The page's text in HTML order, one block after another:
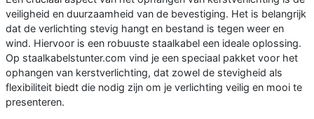
veiligheid en duurzaamheid van de bevestiging. Het is belangrijk
dat de verlichting stevig hangt en bestand is tegen weer en
wind. Hiervoor is een robuuste staalkabel een ideale oplossing.
Op staalkabelstunter.com vind je een speciaal pakket voor het
ophangen van kerstverlichting, dat zowel de stevigheid als
flexibiliteit biedt die nodig zijn om je verlichting veilig en mooi te
presenteren.